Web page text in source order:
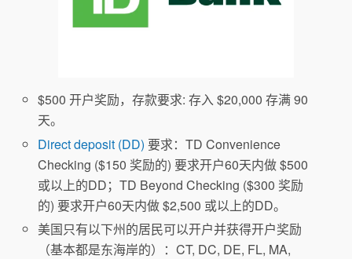
$500 开户奖励，存款要求: 存入 $20,000 存满 90
天。
Direct deposit (DD) 要求：TD Convenience
Checking ($150 奖励的) 要求开户60天内做 $500
或以上的DD；TD Beyond Checking ($300 奖励
的) 要求开户60天内做 $2,500 或以上的DD。
美国只有以下州的居民可以开户并获得开户奖励
（基本都是东海岸的）：CT, DC, DE, FL, MA,